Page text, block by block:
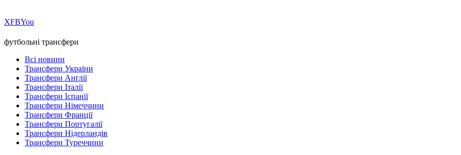
ХFBYou
футбольні трансфери
Всі новини
Трансфери України
Трансфери Англії
Трансфери Італії
Трансфери Іспанії
Трансфери Німеччини
Трансфери Франції
Трансфери Португалії
Трансфери Нідерландів
Трансфери Туреччини